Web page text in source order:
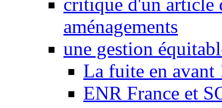
critique d'un article
aménagements
une gestion
La fuite en avant
ENR France et